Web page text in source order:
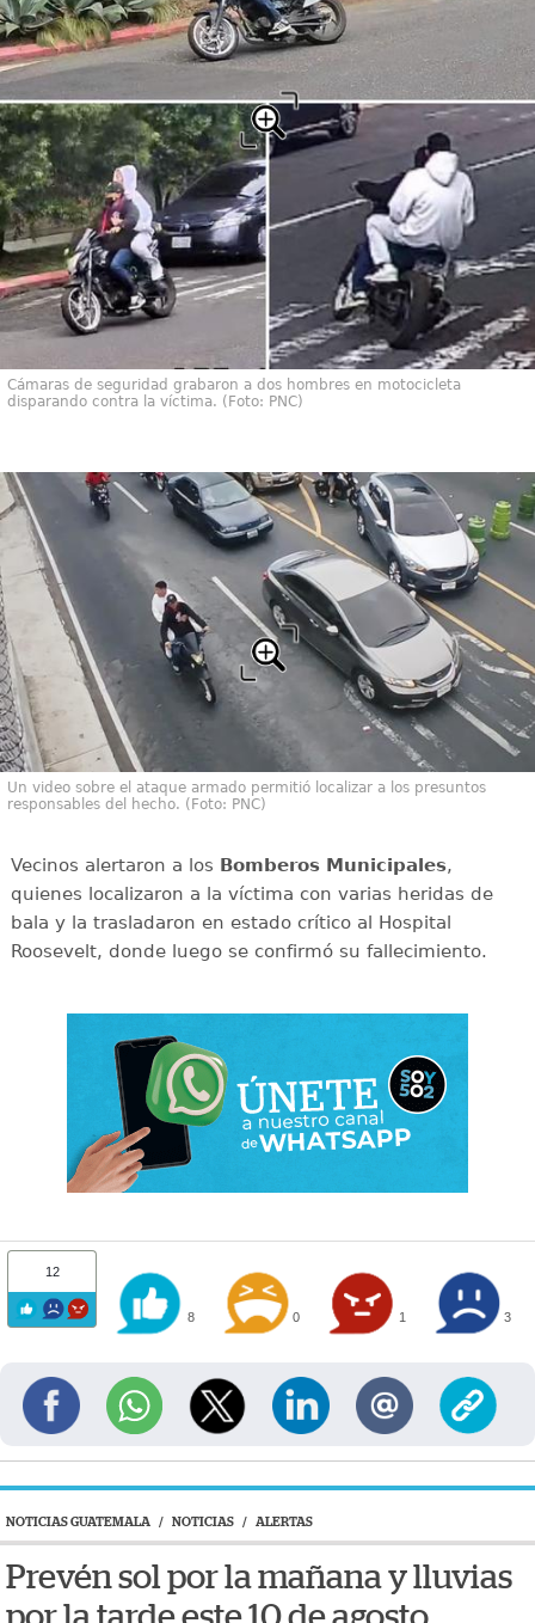
Cámaras de seguridad grabaron a dos hombres en motocicleta
disparando contra la víctima. (Foto: PNC)
Un video sobre el ataque armado permitió localizar a los presuntos
responsables del hecho. (Foto: PNC)
Vecinos alertaron a los Bomberos Municipales,
quienes localizaron a la víctima con varias heridas de
bala y la trasladaron en estado crítico al Hospital
Roosevelt, donde luego se confirmó su fallecimiento.
12
8 0 1 3
NOTICIAS GUATEMALA / NOTICIAS / ALERTAS
Prevén sol por la mañana y lluvias
por la tarde este 10 de agosto